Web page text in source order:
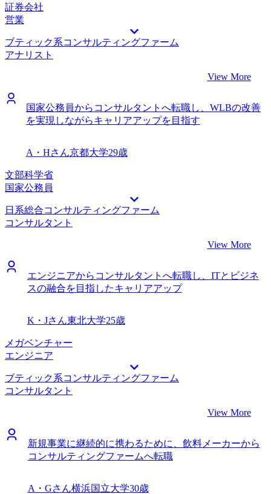
ージェントさんにお任せできたので、助かりました。 転職
前は年収1,000万円、転職後は年収1,200万円になりました。
市場価値を高めたいという目標を持って転職をしているの
で、あまり長期的なビジョンはないです。総合商社時代とは
全く異なる能力が求められてくると思うので、まずは足元の
ことを徐々に見つけていきたいと思っています。
証券会社
営業
ブティック系コンサルティングファーム
アナリスト
View More
国家公務員からコンサルタントへ転職し、WLBの改善
を実現しながらキャリアアップを目指す
A・Hさん京都大学29歳
文部科学省
国家公務員
日系総合コンサルティングファーム
コンサルタント
View More
エンジニアからコンサルタントへ転職し、ITとビジネ
スの融合を目指したキャリアアップ
K・Jさん東北大学25歳
メガベンチャー
エンジニア
ブティック系コンサルティングファーム
コンサルタント
View More
新規事業に継続的に携わるために、飲料メーカーから
コンサルティングファームへ転職
A・Gさん横浜国立大学30歳